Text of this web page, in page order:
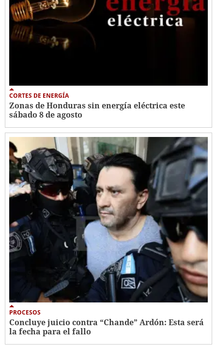
CORTES DE ENERGÍA
Zonas de Honduras sin energía eléctrica este
sábado 8 de agosto
PROCESOS
Concluye juicio contra “Chande” Ardón: Esta será
la fecha para el fallo